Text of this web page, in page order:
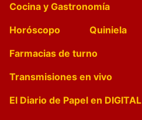
Cocina y Gastronomía
Horóscopo
Quiniela
Farmacias de turno
Transmisiones en vivo
El Diario de Papel en DIGITAL